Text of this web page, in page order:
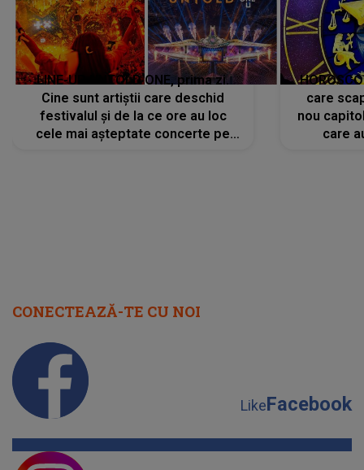
LINE-UP UNTOLD ONE, prima zi.
Cine sunt artiștii care deschid
festivalul și de la ce ore au loc
cele mai așteptate concerte pe
care
nou
care
CONECTEAZĂ-TE CU NOI
LikeFacebook